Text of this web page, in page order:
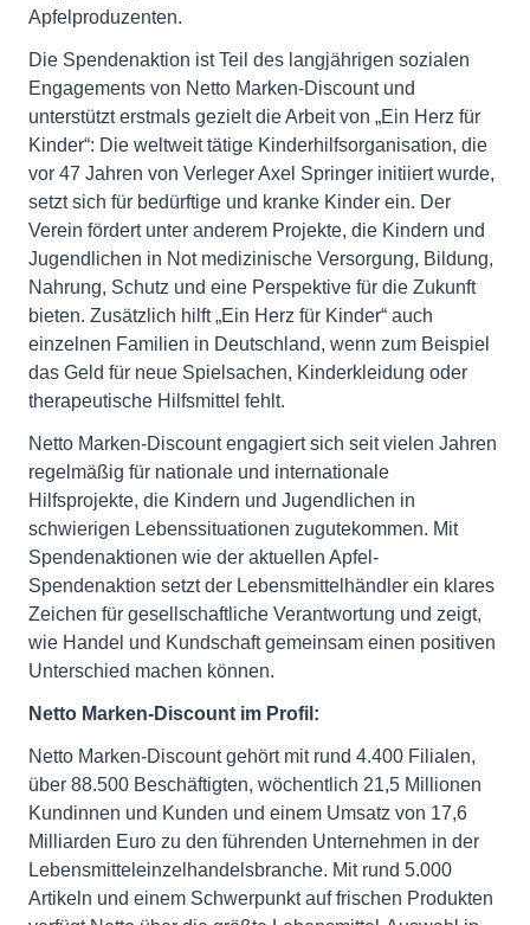
Apfelproduzenten.
Die Spendenaktion ist Teil des langjährigen sozialen
Engagements von Netto Marken-Discount und
unterstützt erstmals gezielt die Arbeit von „Ein Herz für
Kinder“: Die weltweit tätige Kinderhilfsorganisation, die
vor 47 Jahren von Verleger Axel Springer initiiert wurde,
setzt sich für bedürftige und kranke Kinder ein. Der
Verein fördert unter anderem Projekte, die Kindern und
Jugendlichen in Not medizinische Versorgung, Bildung,
Nahrung, Schutz und eine Perspektive für die Zukunft
bieten. Zusätzlich hilft „Ein Herz für Kinder“ auch
einzelnen Familien in Deutschland, wenn zum Beispiel
das Geld für neue Spielsachen, Kinderkleidung oder
therapeutische Hilfsmittel fehlt.
Netto Marken-Discount engagiert sich seit vielen Jahren
regelmäßig für nationale und internationale
Hilfsprojekte, die Kindern und Jugendlichen in
schwierigen Lebenssituationen zugutekommen. Mit
Spendenaktionen wie der aktuellen Apfel-
Spendenaktion setzt der Lebensmittelhändler ein klares
Zeichen für gesellschaftliche Verantwortung und zeigt,
wie Handel und Kundschaft gemeinsam einen positiven
Unterschied machen können.
Netto Marken-Discount im Profil:
Netto Marken-Discount gehört mit rund 4.400 Filialen,
über 88.500 Beschäftigten, wöchentlich 21,5 Millionen
Kundinnen und Kunden und einem Umsatz von 17,6
Milliarden Euro zu den führenden Unternehmen in der
Lebensmitteleinzelhandelsbranche. Mit rund 5.000
Artikeln und einem Schwerpunkt auf frischen Produkten